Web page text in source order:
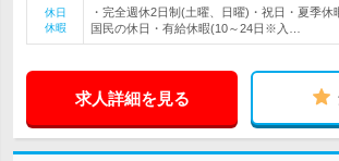
休日
休暇
・完全週休2日制(土曜、日曜)・祝日・夏季休
国民の休日・有給休暇(10～24日※入…
求人詳細を見る